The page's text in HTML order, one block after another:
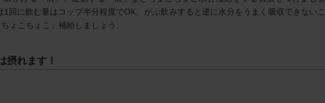
1回に飲む量はコップ半分程度でOK。がぶ飲みすると逆に水分をうまく吸収できないこ
ょこちょこ」補給しましょう。
摂れます！